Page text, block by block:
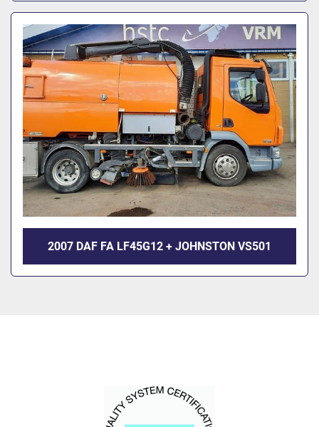
2007 DAF FA LF45G12 + JOHNSTON VS501